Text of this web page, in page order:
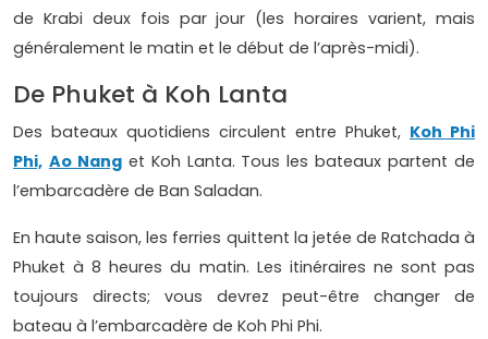
de Krabi deux fois par jour (les horaires varient, mais
généralement le matin et le début de l’après-midi).
De Phuket à Koh Lanta
Des bateaux quotidiens circulent entre Phuket, Koh Phi
Phi, Ao Nanget Koh Lanta. Tous les bateaux partent de
l’embarcadère de Ban Saladan.
En haute saison, les ferries quittent la jetée de Ratchada à
Phuket à 8 heures du matin. Les itinéraires ne sont pas
toujours directs; vous devrez peut-être changer de
bateau à l’embarcadère de Koh Phi Phi.